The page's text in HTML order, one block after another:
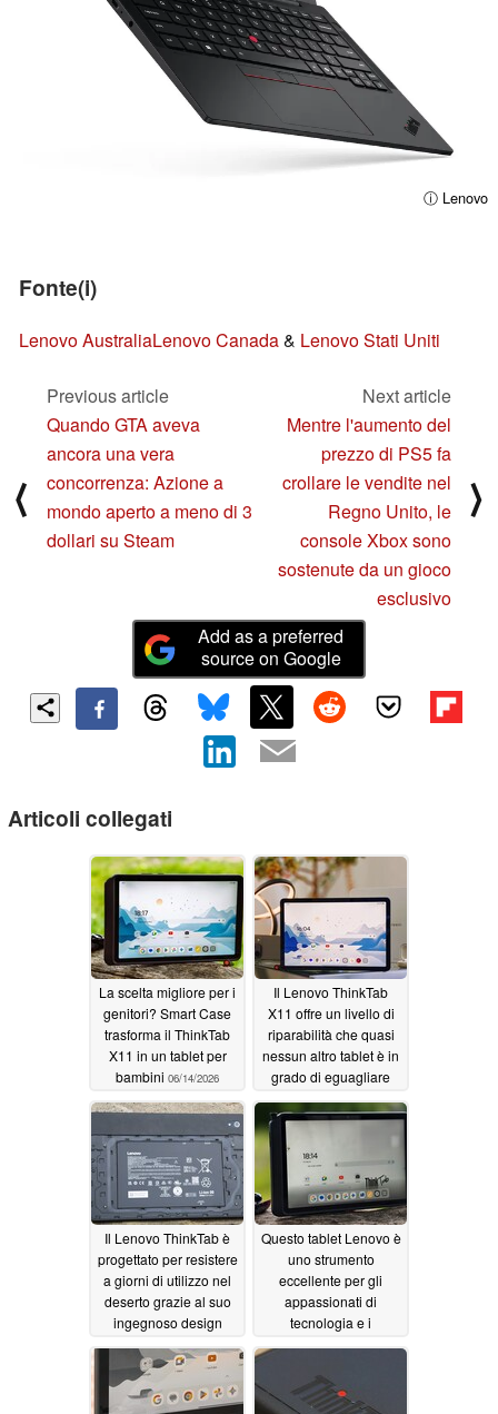
ⓘ Lenovo
Fonte(i)
Lenovo AustraliaLenovo Canada& Lenovo Stati Uniti
⟨
Previous article
Quando GTA aveva
ancora una vera
concorrenza: Azione a
mondo aperto a meno di 3
dollari su Steam
Next article
Mentre l'aumento del
prezzo di PS5 fa
crollare le vendite nel
Regno Unito, le
console Xbox sono
sostenute da un gioco
esclusivo
⟩
Add as a preferred
source on Google
Articoli collegati
La scelta migliore per i
genitori? Smart Case
trasforma il ThinkTab
X11 in un tablet per
bambini 06/14/2026
Il Lenovo ThinkTab
X11 offre un livello di
riparabilità che quasi
nessun altro tablet è in
grado di eguagliare
06/14/2026
Il Lenovo ThinkTab è
progettato per resistere
a giorni di utilizzo nel
deserto grazie al suo
ingegnoso design
06/14/2026
Questo tablet Lenovo è
uno strumento
eccellente per gli
appassionati di
tecnologia e i
06/14/2026